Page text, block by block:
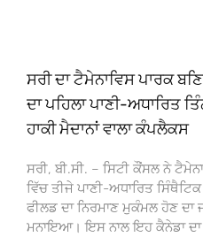
ਸਰੀ ਦਾ ਟੈਮੇਨਾਵਿਸ ਪਾਰਕ
ਦਾ ਪਹਿਲਾ ਪਾਣੀ-ਅਧਾਰਿਤ
ਹਾਕੀ ਮੈਦਾਨਾਂ ਵਾਲਾ ਕੰਪਲੈਕਸ
ਸਰੀ, ਬੀ.ਸੀ. – ਸਿਟੀ ਕੌਂਸਲ ਨੇ
ਵਿੱਚ ਤੀਜੇ ਪਾਣੀ-ਅਧਾਰਿਤ
ਫੀਲਡ ਦਾ ਨਿਰਮਾਣ ਮੁਕੰਮਲ ਹੋਣ ਦਾ
ਮਨਾਇਆ। ਇਸ ਨਾਲ ਇਹ ਕੈਨੇਡਾ